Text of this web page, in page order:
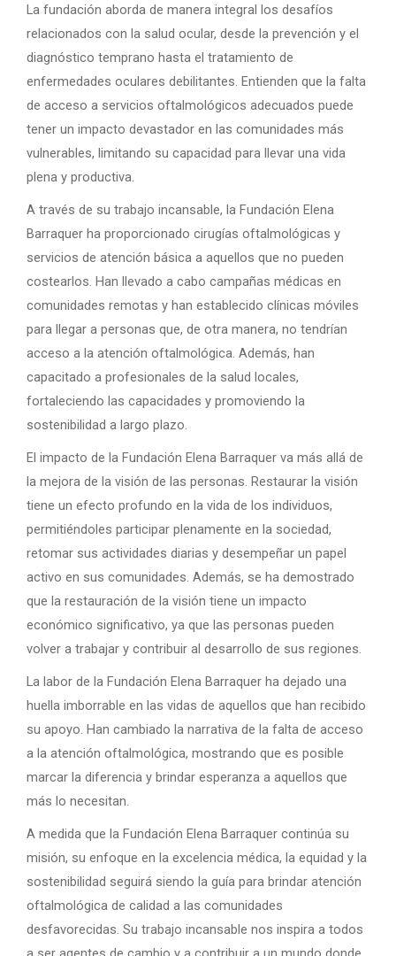
La fundación aborda de manera integral los desafíos
relacionados con la salud ocular, desde la prevención y el
diagnóstico temprano hasta el tratamiento de
enfermedades oculares debilitantes. Entienden que la falta
de acceso a servicios oftalmológicos adecuados puede
tener un impacto devastador en las comunidades más
vulnerables, limitando su capacidad para llevar una vida
plena y productiva.
A través de su trabajo incansable, la Fundación Elena
Barraquer ha proporcionado cirugías oftalmológicas y
servicios de atención básica a aquellos que no pueden
costearlos. Han llevado a cabo campañas médicas en
comunidades remotas y han establecido clínicas móviles
para llegar a personas que, de otra manera, no tendrían
acceso a la atención oftalmológica. Además, han
capacitado a profesionales de la salud locales,
fortaleciendo las capacidades y promoviendo la
sostenibilidad a largo plazo.
El impacto de la Fundación Elena Barraquer va más allá de
la mejora de la visión de las personas. Restaurar la visión
tiene un efecto profundo en la vida de los individuos,
permitiéndoles participar plenamente en la sociedad,
retomar sus actividades diarias y desempeñar un papel
activo en sus comunidades. Además, se ha demostrado
que la restauración de la visión tiene un impacto
económico significativo, ya que las personas pueden
volver a trabajar y contribuir al desarrollo de sus regiones.
La labor de la Fundación Elena Barraquer ha dejado una
huella imborrable en las vidas de aquellos que han recibido
su apoyo. Han cambiado la narrativa de la falta de acceso
a la atención oftalmológica, mostrando que es posible
marcar la diferencia y brindar esperanza a aquellos que
más lo necesitan.
A medida que la Fundación Elena Barraquer continúa su
misión, su enfoque en la excelencia médica, la equidad y la
sostenibilidad seguirá siendo la guía para brindar atención
oftalmológica de calidad a las comunidades
desfavorecidas. Su trabajo incansable nos inspira a todos